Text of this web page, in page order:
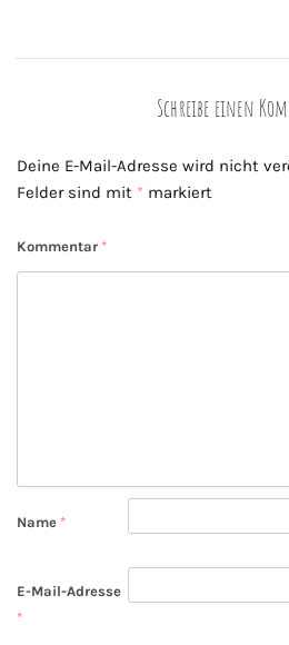
Schreibe einen
Deine E-Mail-Adresse wird nicht
Felder sind mit * markiert
Kommentar *
Name *
E-Mail-Adresse
*